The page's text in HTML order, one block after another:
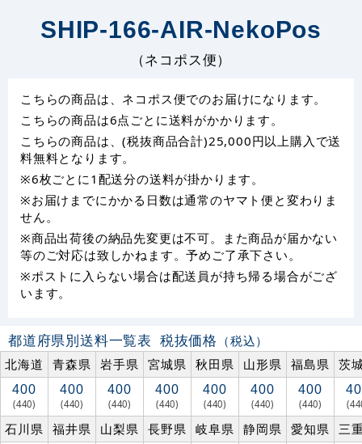
SHIP-166-AIR-NekoPos
（ネコポス便）
こちらの商品は、ネコポス便でのお届けになります。
こちらの商品は6点ごとに送料がかかります。
こちらの商品は、(税抜商品合計)25,000円以上購入で送
料無料となります。
※6枚ごとに1配送分の送料が掛かります。
※お届けまでにかかる日数は通常のヤマト便と変わりま
せん。
※商品出荷後の納品先変更は不可。また商品が届かない
等のご対応は致しかねます。予めご了承下さい。
※ポストに入らない場合は配送員が持ち帰る場合がござ
います。
都道府県別送料一覧表 税抜価格 （税込）
北海道
青森県 岩手県 宮城県 秋田県 山形県 福島県 茨
400
(440)
400
(440)
400
(440)
400
(440)
400
(440)
400
(440)
400
(440)
石川県 福井県 山梨県 長野県 岐阜県 静岡県 愛知県 三